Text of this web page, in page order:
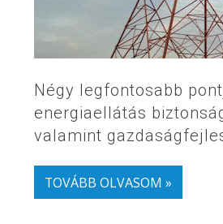
Négy legfontosabb
energiaellátás
valamint
TOVÁBB OLVASOM »